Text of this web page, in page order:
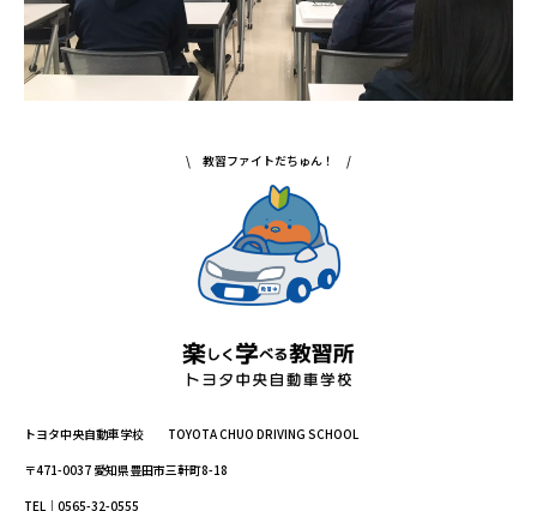
\ 教習ファイトだちゅん！ /
トヨタ中央自動車学校 TOYOTA CHUO DRIVING SCHOOL
〒471-0037 愛知県豊田市三軒町8-18
TEL｜0565-32-0555